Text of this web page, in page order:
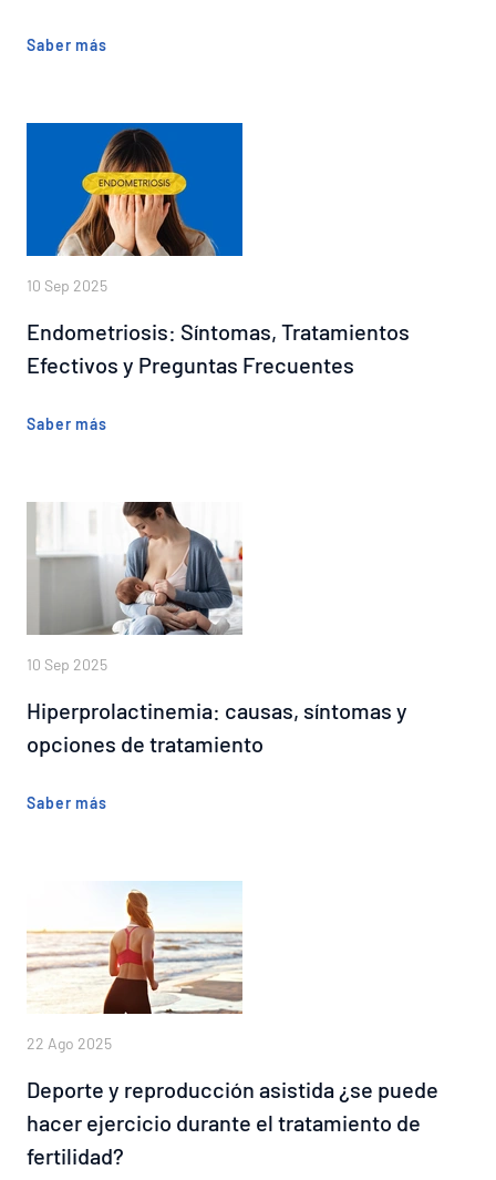
Saber más
Endometriosis: Síntomas, Tratamientos
Efectivos y Preguntas Frecuentes
10 Sep 2025
Saber más
Hiperprolactinemia: causas, síntomas y
opciones de tratamiento
10 Sep 2025
Saber más
Deporte y reproducción asistida ¿se puede
hacer ejercicio durante el tratamiento de
fertilidad?
22 Ago 2025